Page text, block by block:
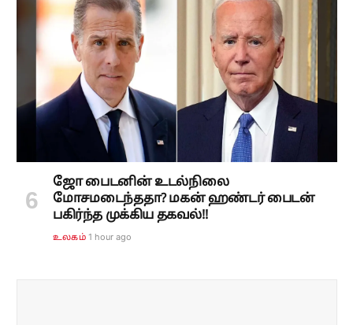
ஜோ பைடனின் உடல்நிலை
மோசமடைந்ததா? மகன் ஹண்டர் பைடன்
பகிர்ந்த முக்கிய தகவல்!!
உலகம் 1 hour ago